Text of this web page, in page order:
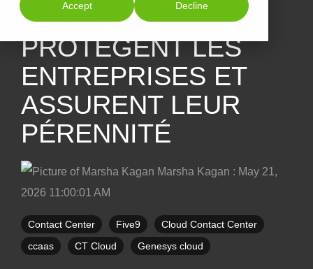
Accept Decline
CONTACT
PROTÈGENT LES
ENTREPRISES ET
ASSURENT LEUR
PÉRENNITÉ
Marsha Kagan : May 21,
2026 11:00:01 AM
Contact Center Five9
Cloud Contact Center
ccaas
CT Cloud Genesys cloud